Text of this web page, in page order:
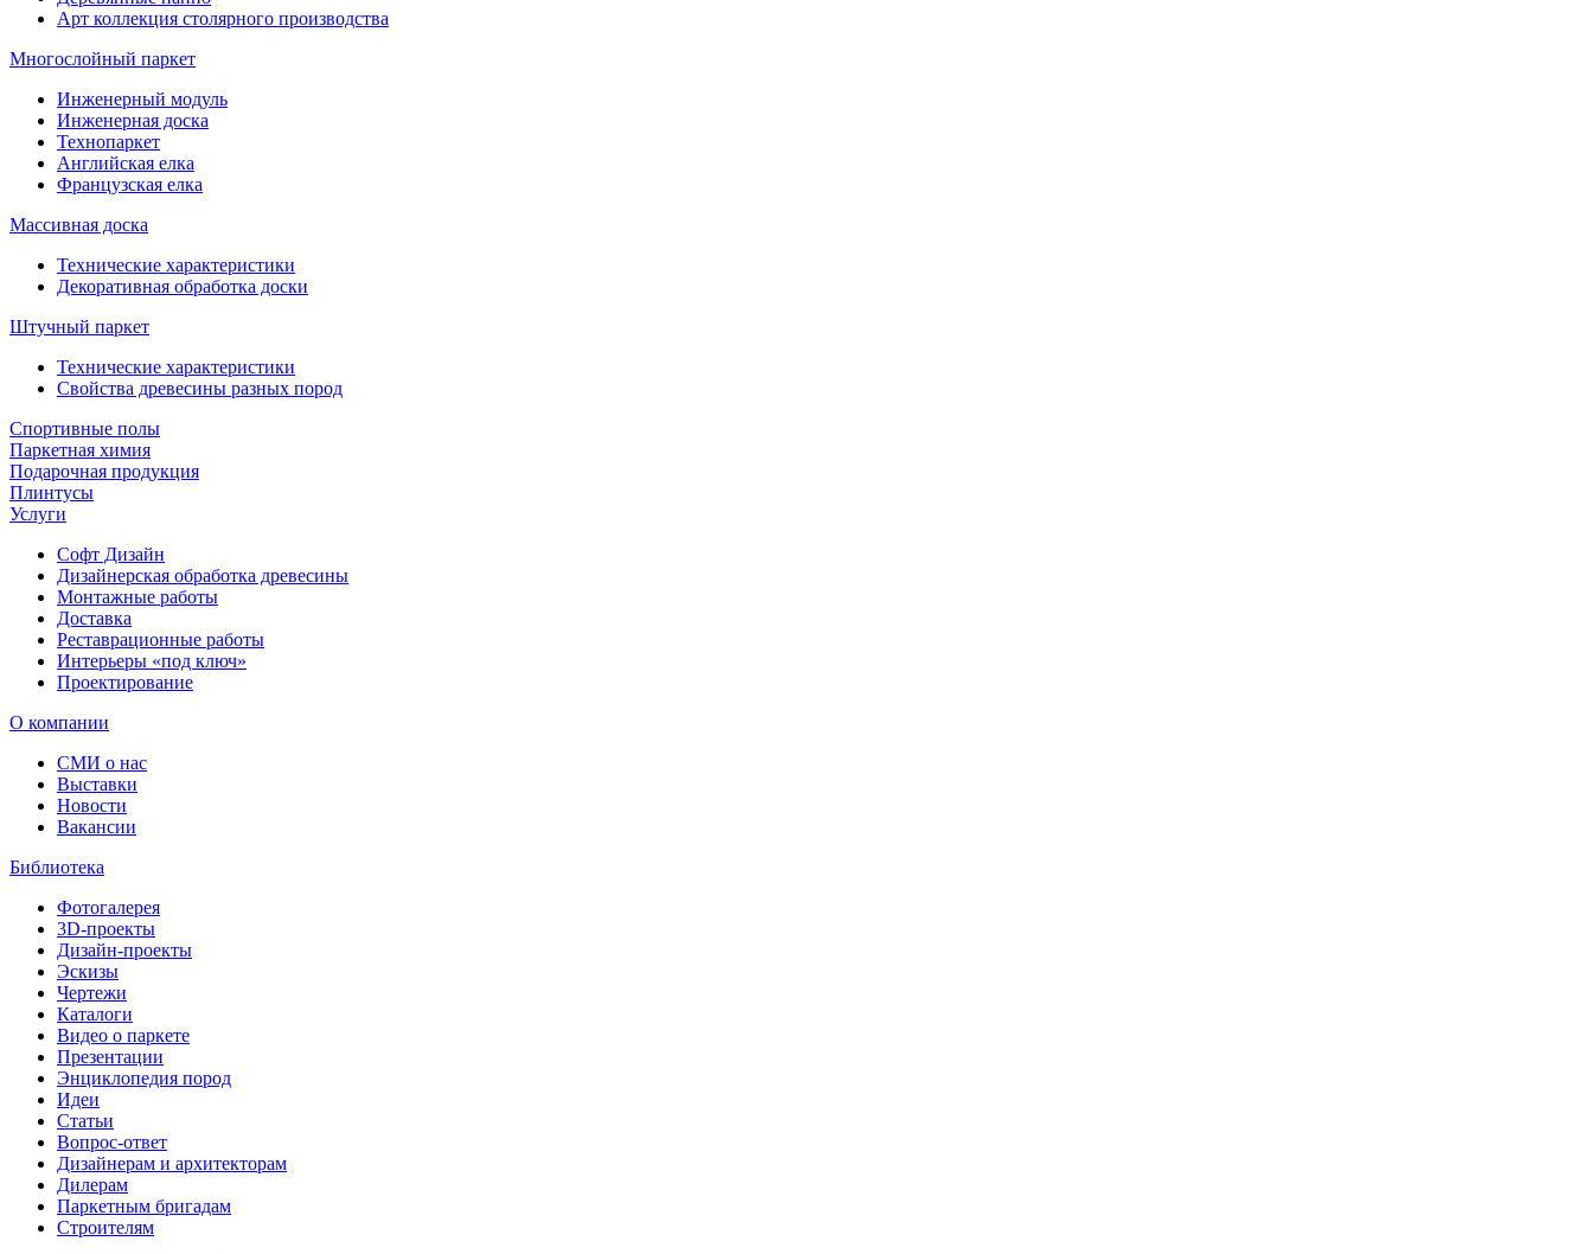
Арт коллекция столярного производства
Многослойный паркет
Инженерный модуль
Инженерная доска
Технопаркет
Английская елка
Французская елка
Массивная доска
Технические характеристики
Декоративная обработка доски
Штучный паркет
Технические характеристики
Свойства древесины разных пород
Спортивные полы
Паркетная химия
Подарочная продукция
Плинтусы
Услуги
Софт Дизайн
Дизайнерская обработка древесины
Монтажные работы
Доставка
Реставрационные работы
Интерьеры «под ключ»
Проектирование
О компании
СМИ о нас
Выставки
Новости
Вакансии
Библиотека
Фотогалерея
3D-проекты
Дизайн-проекты
Эскизы
Чертежи
Каталоги
Видео о паркете
Презентации
Энциклопедия пород
Идеи
Статьи
Вопрос-ответ
Дизайнерам и архитекторам
Дилерам
Паркетным бригадам
Строителям